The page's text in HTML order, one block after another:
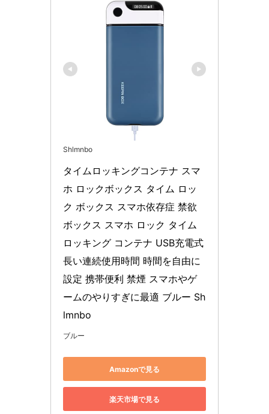
Shlmnbo
タイムロッキングコンテナ スマ
ホ ロックボックス タイム ロッ
ク ボックス スマホ依存症 禁欲
ボックス スマホ ロック タイム
ロッキング コンテナ USB充電式
長い連続使用時間 時間を自由に
設定 携帯便利 禁煙 スマホやゲ
ームのやりすぎに最適 ブルー Sh
lmnbo
ブルー
Amazonで見る
楽天市場で見る